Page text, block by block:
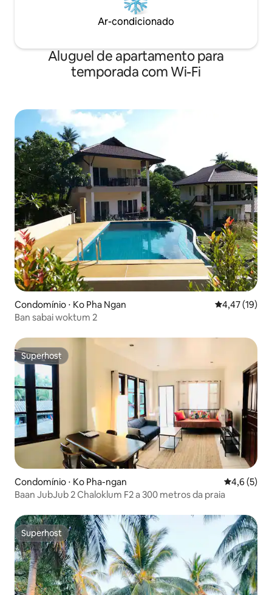
Ar-condicionado
Aluguel de apartamento para
temporada com Wi-Fi
Condomínio ⋅ Ko Pha Ngan 4,47 de uma
4,47 (19)
Ban sabai woktum 2
Superhost
Superhost
Condomínio ⋅ Ko Pha-ngan 4,6 de
4,6 (5)
Baan JubJub 2 Chaloklum F2 a 300 metros da praia
Superhost
Superhost